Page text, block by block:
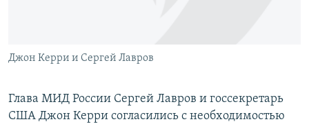
ELIFBE
Все сайты RFE/RL
Джон Керри и Сергей Лавров
Глава МИД России Сергей Лавров и госсекретарь
США Джон Керри согласились с необходимостью